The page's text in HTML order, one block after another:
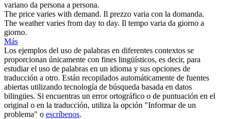
variano da persona a persona.
The price varies with demand. Il prezzo varia con la domanda.
The weathervaries from day to day. Il tempo varia da giorno a
giorno.
Más
Los ejemplos del uso de palabras en diferentes contextos se
proporcionan únicamente con fines lingüísticos, es decir, para
estudiar el uso de palabras en un idioma y sus opciones de
traducción a otro. Están recopilados automáticamente de fuentes
abiertas utilizando tecnología de búsqueda basada en datos
bilingües. Si encuentras un error ortográfico o de puntuación en el
original o en la traducción, utiliza la opción "Informar de un
problema" o escríbenos.